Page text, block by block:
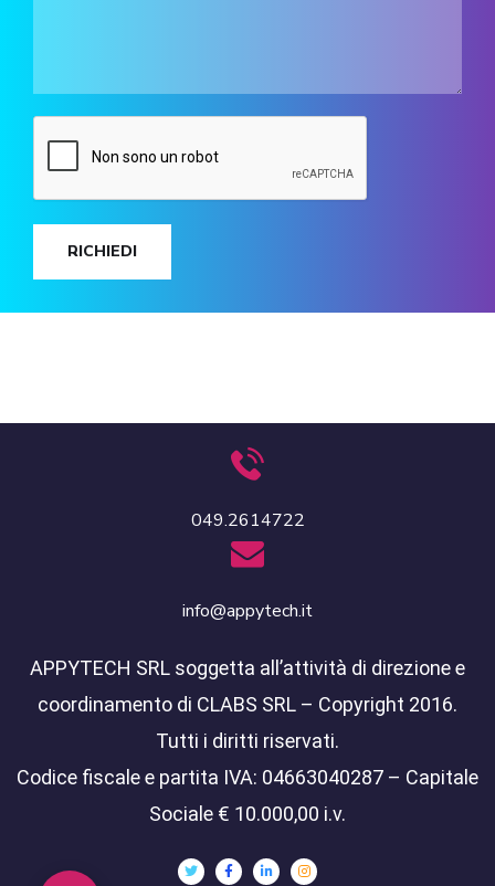
RICHIEDI
049.2614722
info@appytech.it
APPYTECH SRL soggetta all’attività di direzione e
coordinamento di CLABS SRL – Copyright 2016.
Tutti i diritti riservati.
Codice fiscale e partita IVA: 04663040287 – Capitale
Sociale € 10.000,00 i.v.